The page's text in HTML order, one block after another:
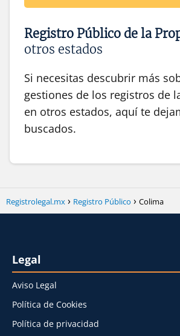
Registro Público de la
otros estados
Si necesitas descubrir más
gestiones de los registros de
en otros estados, aquí te
buscados.
Registrolegal.mx Registro Público Colima
Legal
Aviso Legal
Política de Cookies
Política de privacidad